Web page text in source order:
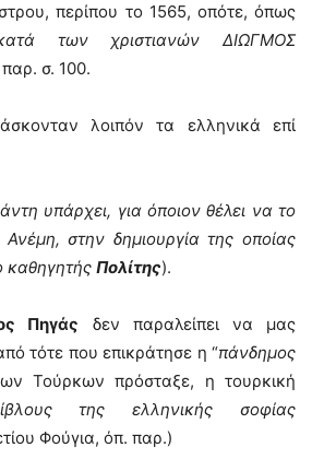
περίπου το 1565, οπότε, όπως
των χριστιανών ΔΙΩΓΜΟΣ
σ. 100.
λοιπόν τα ελληνικά επί
υπάρχει, για όποιον θέλει να το
Ανέμη, στην δημιουργία της οποίας
καθηγητής Πολίτης).
Πηγάς δεν παραλείπει να μας
τότε που επικράτησε η “πάνδημος
Τούρκων πρόσταξε, η τουρκική
της ελληνικής σοφίας
Φούγια, όπ. παρ.)